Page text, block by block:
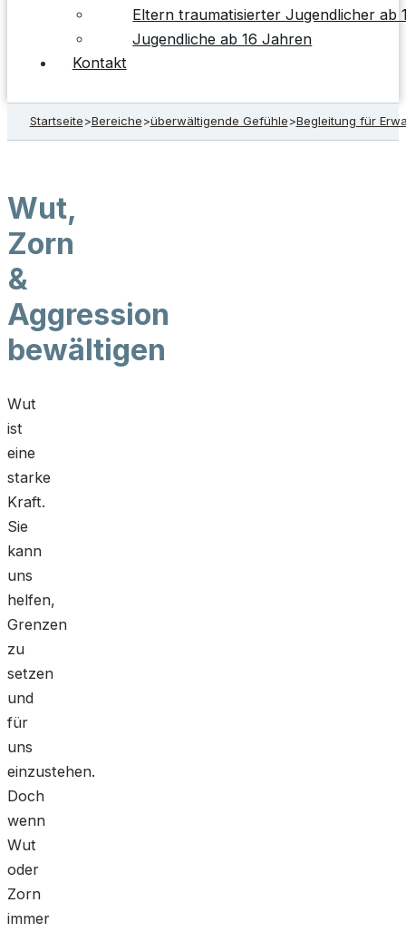
Eltern traumatisierter Jugendlicher ab
Jugendliche ab 16 Jahren
Kontakt
Startseite>Bereiche>überwältigende Gefühle>Begleitung für
Wut,
Zorn
&
Aggression
bewältigen
Wut
ist
eine
starke
Kraft.
Sie
kann
uns
helfen,
Grenzen
zu
setzen
und
für
uns
einzustehen.
Doch
wenn
Wut
oder
Zorn
immer